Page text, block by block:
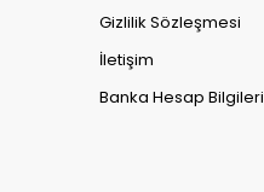
Gizlilik Sözleşmesi
İletişim
Banka Hesap Bilgileri